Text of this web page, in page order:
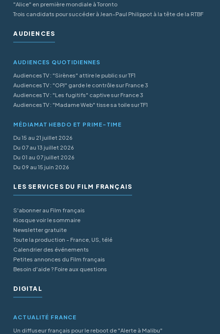
"Alice" en première mondiale à Toronto
Trois candidats pour succéder à Jean-Paul Philippot à la tête de la RTBF
AUDIENCES
AUDIENCES QUOTIDIENNES
Audiences TV : "Sirènes" attire le public sur TF1
Audiences TV : "OPJ" garde le contrôle sur France 3
Audiences TV : "Les fugitifs" captive sur France 3
Audiences TV : "Madame Web" tisse sa toile sur TF1
MÉDIAMAT HEBDO ET PRIME-TIME
Du 15 au 21 juillet 2026
Du 07 au 13 juillet 2026
Du 01 au 07 juillet 2026
Du 09 au 15 juin 2026
LES SERVICES DU FILM FRANÇAIS
S'abonner au Film français
Kiosque voir le sommaire
Newsletter gratuite
Toute la production - France, US, télé
Calendrier des événements
Petites annonces du Film français
Besoin d'aide ? Foire aux questions
DIGITAL
ACTUALITÉ FRANCE
Un diffuseur français pour le reboot de "Alerte à Malibu"